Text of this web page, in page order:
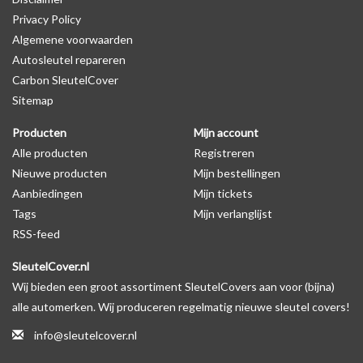
Levering
Voor 16:00 besteld = Dezelfde dag verzonden
Verzending naar België: 1/3 werkdagen
Merk: SleutelCover
Geschikt voor: Ford
Gewicht: 20g
Materiaal: Siliconen
Geschikt voor o.a. de volgende modellen:
* Afhankelijk van het bouwjaar
* Controleer
altijd alsnog eerst uw model sleutel met het
Privacy Policy
Algemene voorwaarden
Autosleutel repareren
Carbon SleutelCover
Sitemap
Producten
Alle producten
Nieuwe producten
Aanbiedingen
Tags
RSS-feed
Mijn account
Registreren
Mijn bestellingen
Mijn tickets
Mijn verlanglijst
SleutelCover.nl
Wij bieden een groot assortiment SleutelCovers aan voor (bijna)
alle automerken. Wij produceren regelmatig nieuwe sleutel covers!
info@sleutelcover.nl